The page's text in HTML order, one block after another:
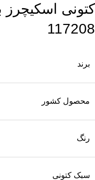
117208
برند
محصول کشور
رنگ
سبک کتونی